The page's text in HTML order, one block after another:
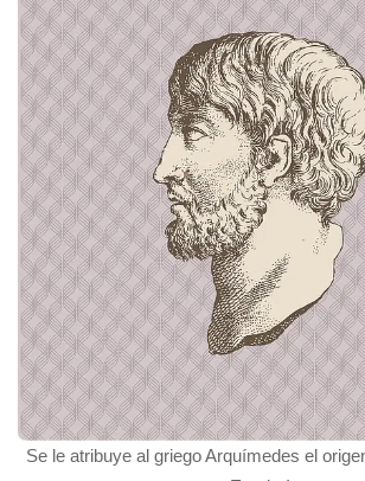
Se le atribuye al griego Arquímedes el